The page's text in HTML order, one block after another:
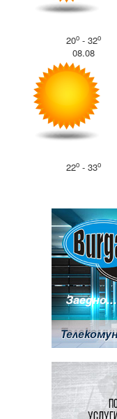
20o- 32o
08.08
22o- 33o